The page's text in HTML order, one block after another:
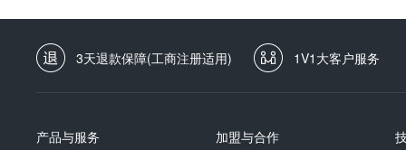
3天退款保障(工商注册适用) 1V1大客户服务
产品与服务 加盟与合作